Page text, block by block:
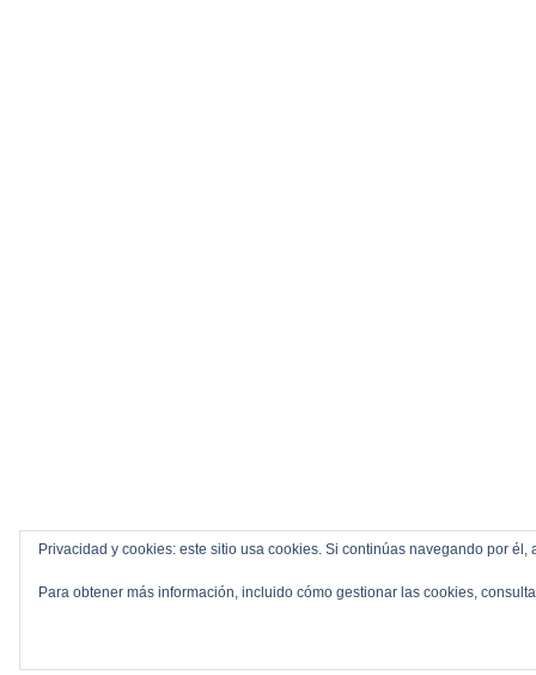
Privacidad y cookies: este sitio usa cookies. Si continúas navegando por él,
Para obtener más información, incluido cómo gestionar las cookies,